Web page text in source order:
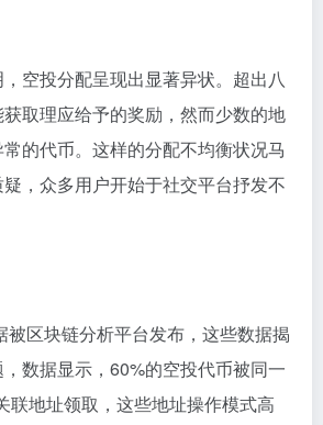
空投分配呈现出显著异状。超出八
取理应给予的奖励，然而少数的地
的代币。这样的分配不均衡状况马
，众多用户开始于社交平台抒发不
被区块链分析平台发布，这些数据揭
数据显示，60%的空投代币被同一
联地址领取，这些地址操作模式高